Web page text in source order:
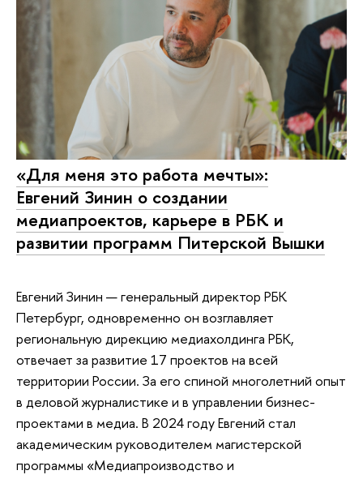
«Для меня это работа мечты»:
Евгений Зинин о создании
медиапроектов, карьере в РБК и
развитии программ Питерской Вышки
Евгений Зинин — генеральный директор РБК
Петербург, одновременно он возглавляет
региональную дирекцию медиахолдинга РБК,
отвечает за развитие 17 проектов на всей
территории России. За его спиной многолетний опыт
в деловой журналистике и в управлении бизнес-
проектами в медиа. В 2024 году Евгений стал
академическим руководителем магистерской
программы «Медиапроизводство и